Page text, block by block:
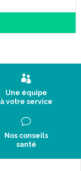
Une équipe
à votre service
Nos conseils
santé